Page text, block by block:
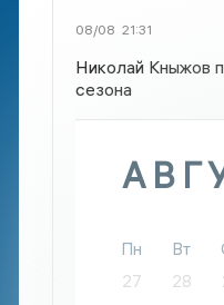
08/08 21:31
Николай Кныжов
сезона
Пн Вт
27
28